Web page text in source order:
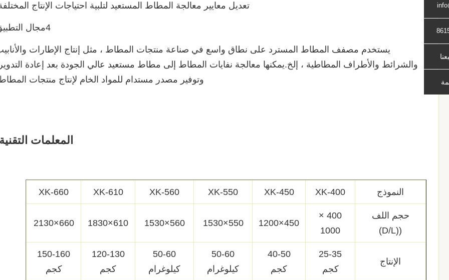
تعديل معايير معالجة المطاط المستعيد لتلبية احتياجات الإنتاج
4مجال التطبيق
يستخدم مصفف المطاط المسترد على نطاق واسع في صناعة منتجات المطاط ، مثل إنتاج الإطارات
والشرائط والأطراف المطاطية ، إلخ.يمكنها معالجة نفايات المطاط إلى مطاط مستعيد عالي الجودة بعد إعادة
وتوفير مصدر مستدام للمواد الخام لإنتاج منتجات
المعلمات
النموذج XK-400
XK-450
XK-550
XK-560
XK-610
XK-660
حجم اللف
((D/L)
400 ×
1000
450×1200
550×1530
560×1530
610×1830
660×2130
الإنتاج
25-35
كجم
40-50
كجم
50-60
كيلوغرام
50-60
كيلوغرام
120-130
كجم
150-160
كجم